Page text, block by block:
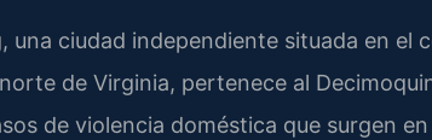
una ciudad independiente situada en el
de Virginia, pertenece al
de violencia doméstica que surgen